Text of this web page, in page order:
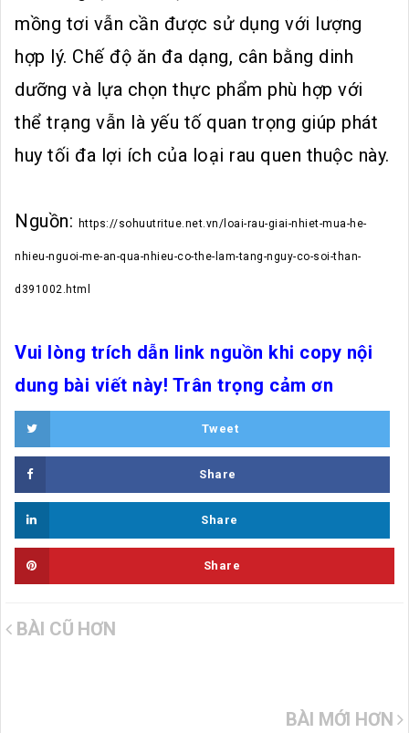
mồng tơi vẫn cần được sử dụng với lượng
hợp lý. Chế độ ăn đa dạng, cân bằng dinh
dưỡng và lựa chọn thực phẩm phù hợp với
thể trạng vẫn là yếu tố quan trọng giúp phát
huy tối đa lợi ích của loại rau quen thuộc này.
Nguồn: https://sohuutritue.net.vn/loai-rau-giai-nhiet-mua-he-
nhieu-nguoi-me-an-qua-nhieu-co-the-lam-tang-nguy-co-soi-than-
d391002.html
Vui lòng trích dẫn link nguồn khi copy nội
dung bài viết này! Trân trọng cảm ơn
Tweet
Share
Share
Share
BÀI CŨ HƠN
BÀI MỚI HƠN